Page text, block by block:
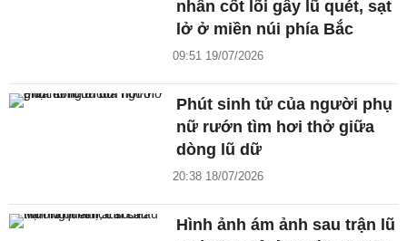
nhân cốt lõi gây lũ quét, sạt
lở ở miền núi phía Bắc
09:51 19/07/2026
Phút sinh tử của người phụ
nữ rướn tìm hơi thở giữa
dòng lũ dữ
20:38 18/07/2026
Hình ảnh ám ảnh sau trận lũ